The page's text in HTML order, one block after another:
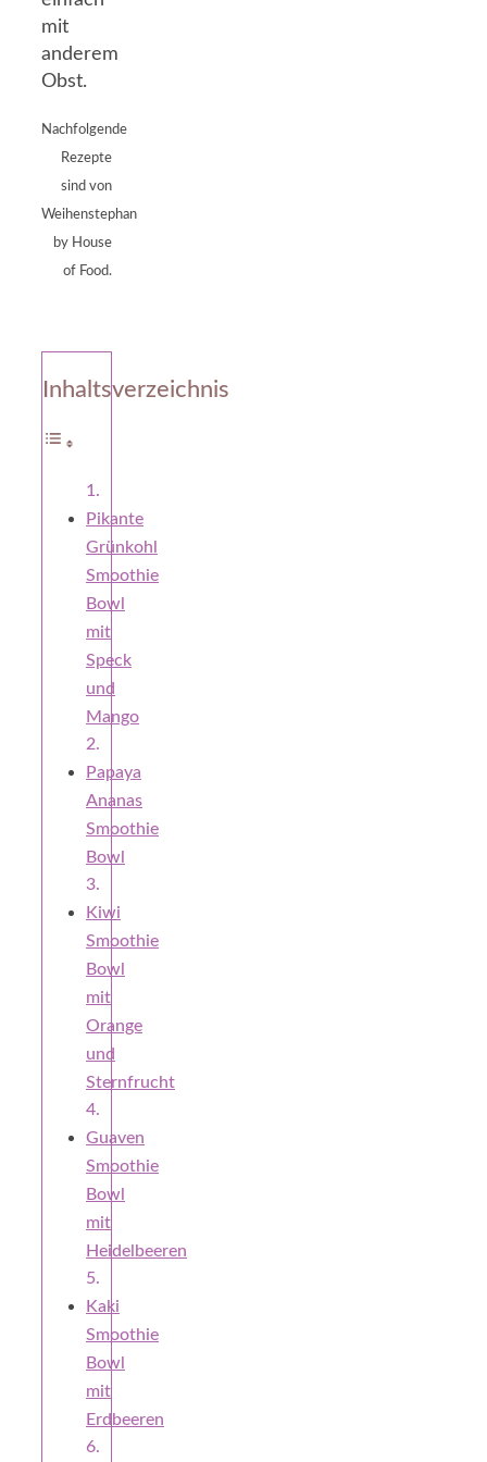
mit
anderem
Obst.
Nachfolgende
Rezepte
sind von
Weihenstephan
by House
of Food.
Inhaltsverzeichnis
Pikante
Grünkohl
Smoothie
Bowl
mit
Speck
und
Mango
Papaya
Ananas
Smoothie
Bowl
Kiwi
Smoothie
Bowl
mit
Orange
und
Sternfrucht
Guaven
Smoothie
Bowl
mit
Heidelbeeren
Kaki
Smoothie
Bowl
mit
Erdbeeren